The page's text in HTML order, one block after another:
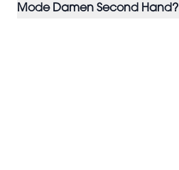
Mode Damen Second Hand?